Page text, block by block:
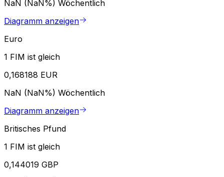
NaN (NaN%) Wöchentlich
Diagramm anzeigen
Euro
1 FIM ist gleich
0,168188 EUR
NaN (NaN%) Wöchentlich
Diagramm anzeigen
Britisches Pfund
1 FIM ist gleich
0,144019 GBP